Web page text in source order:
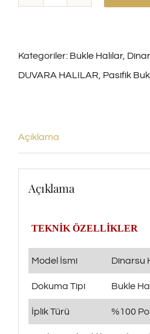
07
adet
Kategoriler: Bukle Halılar,
DUVARA HALILAR, Pasifik
Açıklama
Açıklama
TEKNİK ÖZELLİKLER
Model İsmi Dinarsu
Dokuma Tipi Bukle
İplik Türü %100